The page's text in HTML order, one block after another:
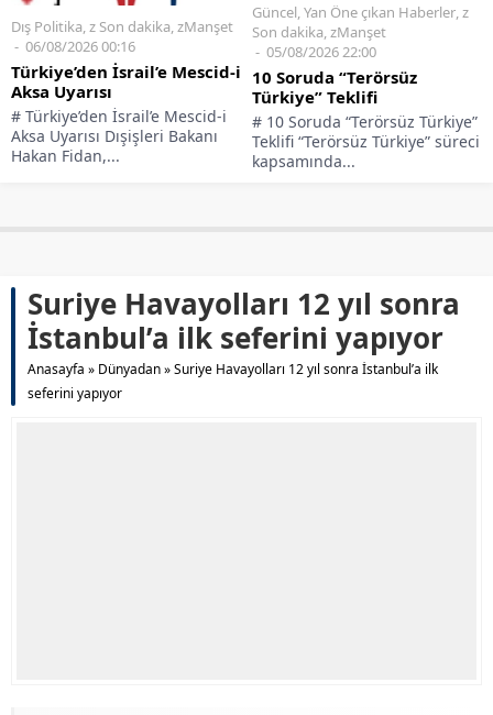
Dış Politika,z Son dakika,zManşet
06/08/2026 00:16
Türkiye’den İsrail’e Mescid-i
Aksa Uyarısı
# Türkiye’den İsrail’e Mescid-i
Aksa Uyarısı Dışişleri Bakanı
Hakan Fidan,...
Güncel,Yan Öne çıkan Haberler,z
Son dakika,zManşet
05/08/2026 22:00
10 Soruda “Terörsüz
Türkiye” Teklifi
# 10 Soruda “Terörsüz Türkiye”
Teklifi “Terörsüz Türkiye” süreci
kapsamında...
Suriye Havayolları 12 yıl sonra
İstanbul’a ilk seferini yapıyor
Anasayfa » Dünyadan»Suriye Havayolları 12 yıl sonra İstanbul’a ilk
seferini yapıyor